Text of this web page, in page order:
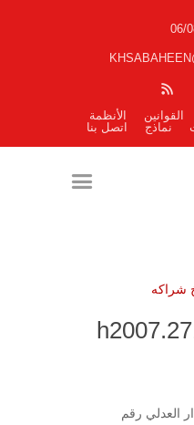
06/
القوانين
الأنظمة
نماذج اتصل بنا
شراكه
العدلي رقم